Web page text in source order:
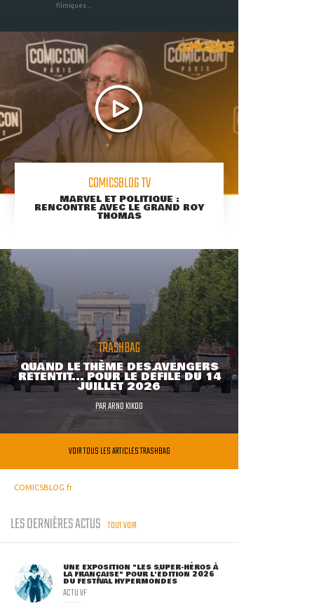
filmiques ...
COMICSBLOG TV
MARVEL ET POLITIQUE :
RENCONTRE AVEC LE GRAND ROY
THOMAS
TRASHBAG
QUAND LE THÈME DES AVENGERS
RETENTIT... POUR LE DÉFILÉ DU 14
JUILLET 2026
PARARNO KIKOO
VOIR TOUS LES ARTICLES TRASHBAG
COMICSBLOG.fr
LES DERNIÈRES ACTUS TOUT VOIR
UNE EXPOSITION "LES SUPER-HÉROS À
LA FRANÇAISE" POUR L'ÉDITION 2026
DU FESTIVAL HYPERMONDES
ACTU VF